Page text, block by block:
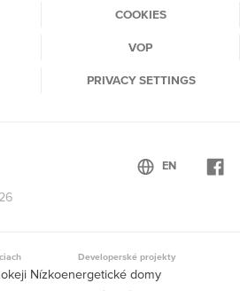
COOKIES
VOP
PRIVACY SETTINGS
Developerské projekty
Nízkoenergetické domy